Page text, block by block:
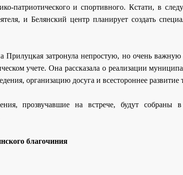
патриотического и спортивного. Кстати, в
и Белянский центр планирует создать
Прилуцкая затронула непростую, но очень
учете. Она рассказала о реализации
организацию досуга и всестороннее развитие
прозвучавшие на встрече, будут собраны
благочиния